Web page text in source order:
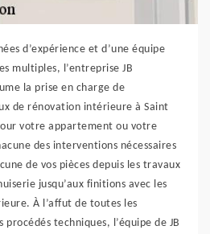
d’expérience et d’une équipe
multiples, l’entreprise JB
la prise en charge de
de rénovation intérieure à Saint
votre appartement ou votre
des interventions nécessaires
de vos pièces depuis les travaux
jusqu’aux finitions avec les
À l’affut de toutes les
techniques, l’équipe de JB